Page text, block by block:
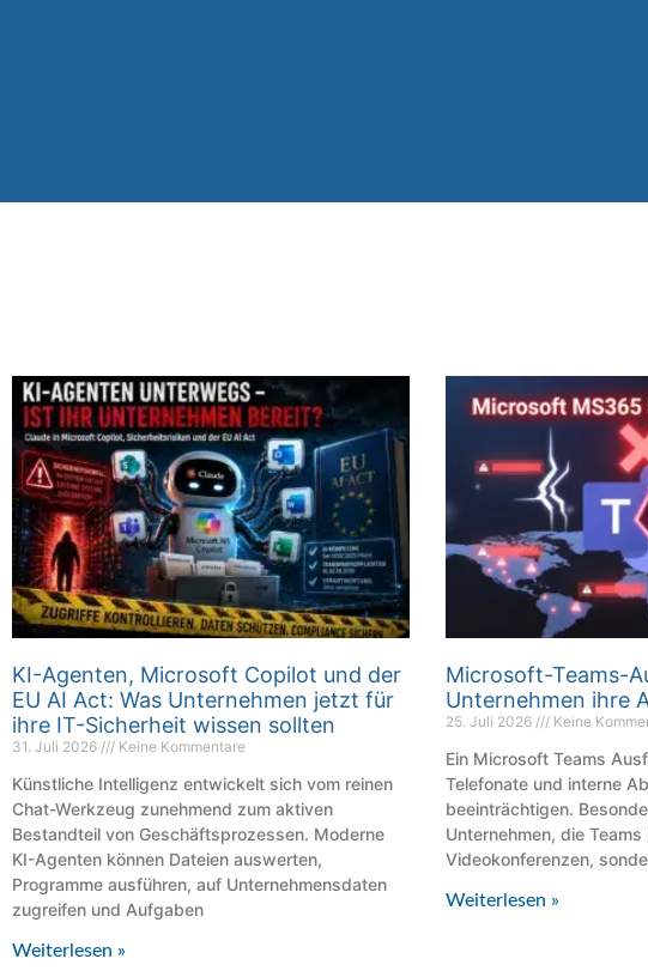
KI-Agenten, Microsoft Copilot und der
EU AI Act: Was Unternehmen jetzt für
ihre IT-Sicherheit wissen sollten
31. Juli 2026 Keine Kommentare
Künstliche Intelligenz entwickelt sich vom reinen
Chat-Werkzeug zunehmend zum aktiven
Bestandteil von Geschäftsprozessen. Moderne
KI-Agenten können Dateien auswerten,
Programme ausführen, auf Unternehmensdaten
zugreifen und Aufgaben
Weiterlesen »
Microsoft-Teams-
Unternehmen ihre
25. Juli 2026 Keine
Ein Microsoft Teams
Telefonate und interne
beeinträchtigen.
Unternehmen, die
Videokonferenzen,
Weiterlesen »